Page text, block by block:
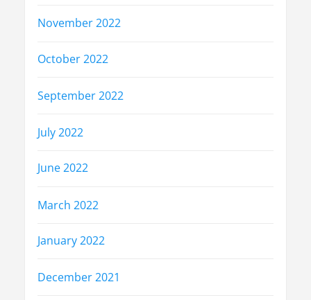
November 2022
October 2022
September 2022
July 2022
June 2022
March 2022
January 2022
December 2021